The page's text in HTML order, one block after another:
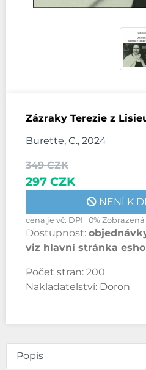
Zázraky Terezie z
Burette, C., 2024
349 CZK
297 CZK
NENÍ K
cena je vč. DPH 0%
Dostupnost:
viz hlavní stránka
Počet stran: 200
Nakladatelství: Doron
Popis